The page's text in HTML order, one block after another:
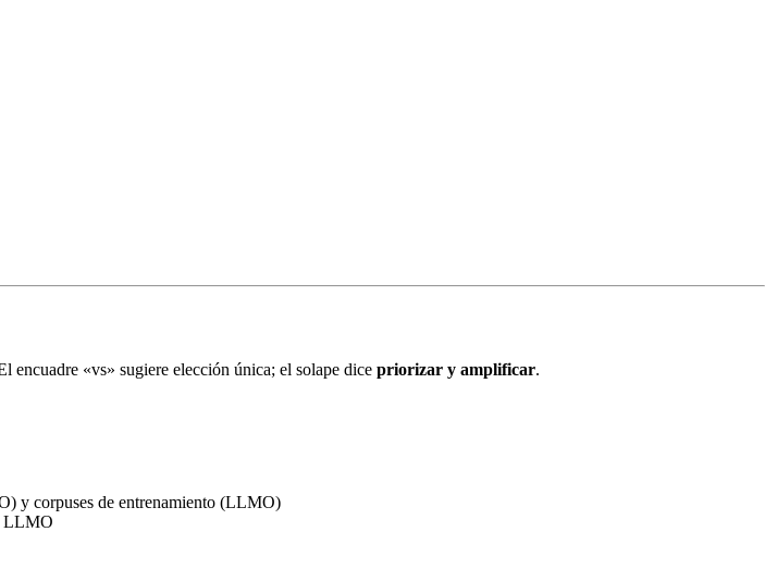
encuadre «vs» sugiere elección única; el solape dice priorizar y amplificar.
y corpuses de entrenamiento (LLMO)
LLMO